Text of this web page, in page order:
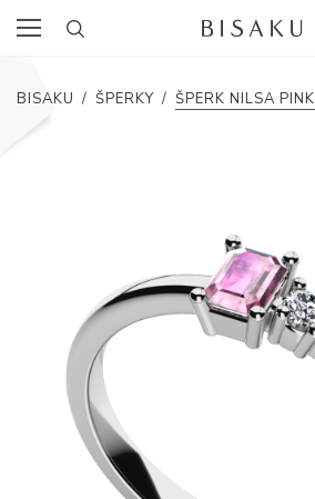
BISAKU / ŠPERKY / ŠPERK NILSA PINK